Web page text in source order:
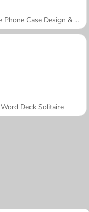
Mobile Phone Case Design & DIY
Word Deck Solitaire